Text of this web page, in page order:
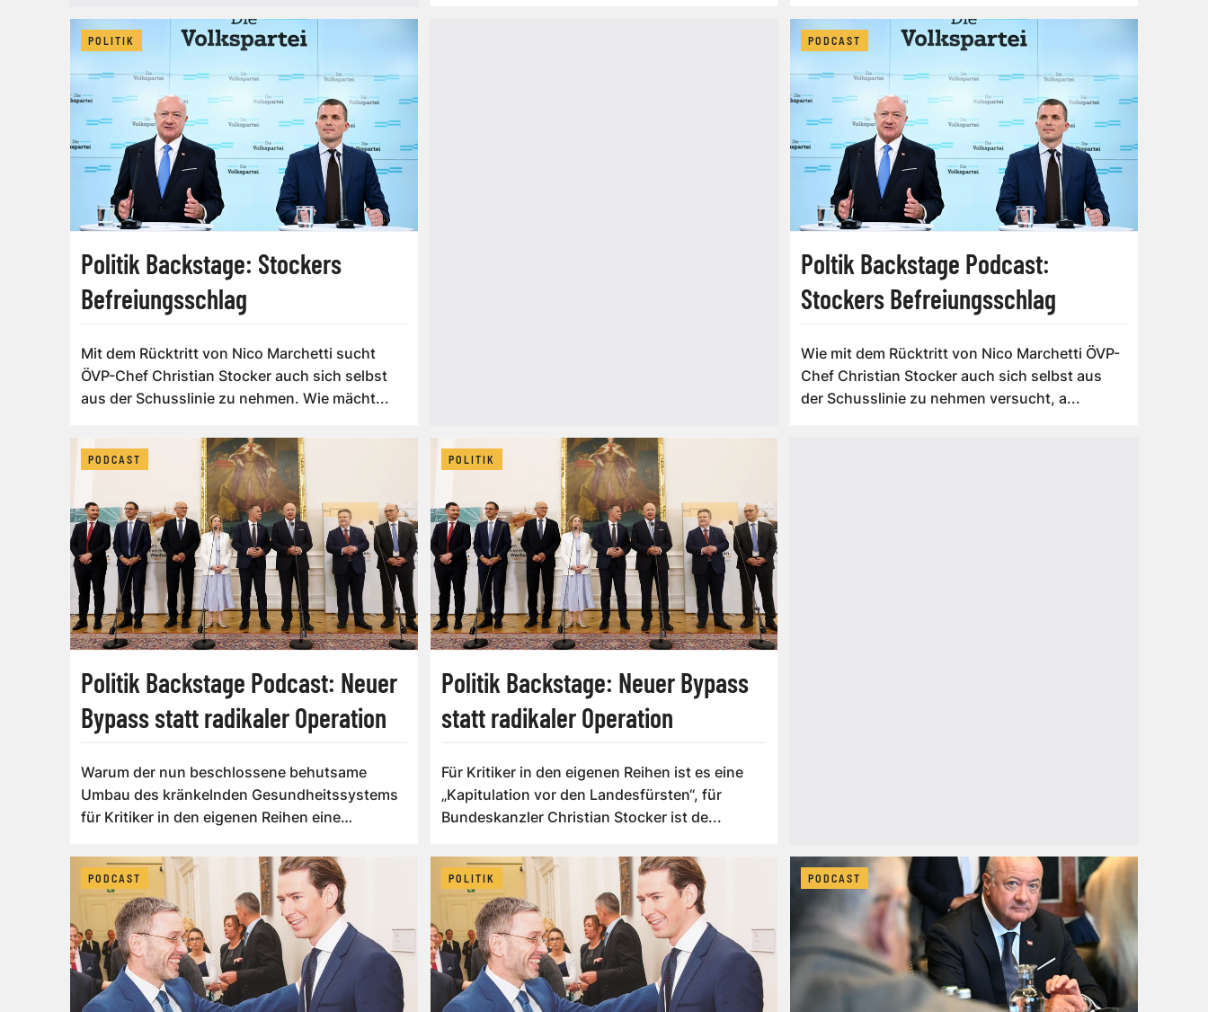
POLITIK
Politik Backstage: Stockers
Befreiungsschlag
Mit dem Rücktritt von Nico Marchetti sucht
ÖVP-Chef Christian Stocker auch sich selbst
aus der Schusslinie zu nehmen. Wie mächt...
PODCAST
Poltik Backstage Podcast:
Stockers Befreiungsschlag
Wie mit dem Rücktritt von Nico Marchetti ÖVP-
Chef Christian Stocker auch sich selbst aus
der Schusslinie zu nehmen versucht, a...
PODCAST
Politik Backstage Podcast: Neuer
Bypass statt radikaler Operation
Warum der nun beschlossene behutsame
Umbau des kränkelnden Gesundheitssystems
für Kritiker in den eigenen Reihen eine
POLITIK
Politik Backstage: Neuer Bypass
statt radikaler Operation
Für Kritiker in den eigenen Reihen ist es eine
„Kapitulation vor den Landesfürsten“, für
Bundeskanzler Christian Stocker ist de...
PODCAST POLITIK PODCAST